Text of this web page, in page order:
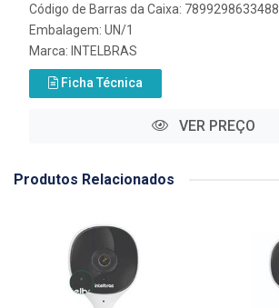
Código de Barras da Caixa: 7899298633488
Embalagem: UN/1
Marca: INTELBRAS
Ficha Técnica
VER PREÇO
Produtos Relacionados